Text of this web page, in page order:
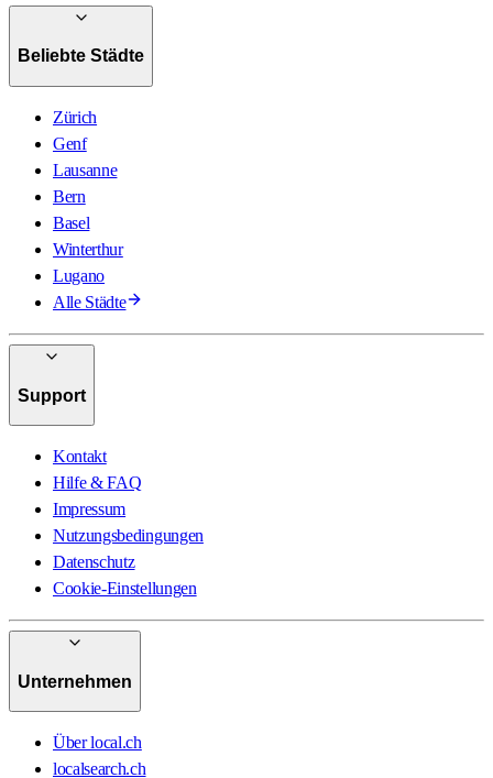
Beliebte Städte
Zürich
Genf
Lausanne
Bern
Basel
Winterthur
Lugano
Alle Städte
Support
Kontakt
Hilfe & FAQ
Impressum
Nutzungsbedingungen
Datenschutz
Cookie-Einstellungen
Unternehmen
Über local.ch
localsearch.ch